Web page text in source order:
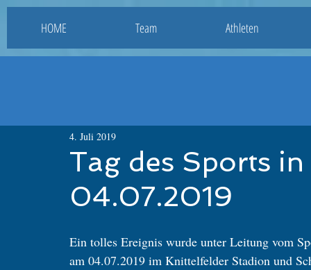
HOME Team Athleten
Tag des Sports
04.07.2019
4. Juli 2019
Ein tolles Ereignis wurde unter Leitung vom
am 04.07.2019 im Knittelfelder Stadion und